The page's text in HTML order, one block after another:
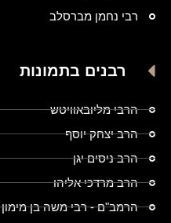
רבי נחמן מברסלב
רבנים בתמונות
הרבי מליובאוויטש
הרב יצחק יוסף
הרב ניסים יגן
הרב מרדכי אליהו
הרמב"ם - רבי משה בן מימון